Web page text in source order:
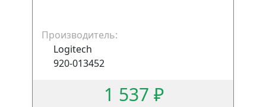
Производитель:
Logitech
920-013452
1 537 ₽